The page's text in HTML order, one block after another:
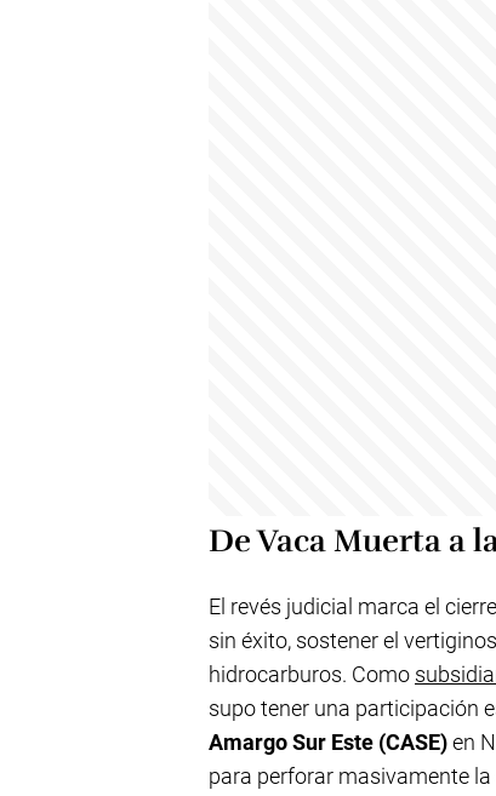
De Vaca Muerta a
El revés judicial marca el
sin éxito, sostener el
hidrocarburos. Como
supo tener una participación
Amargo Sur Este (CASE)en
para perforar masivamente la